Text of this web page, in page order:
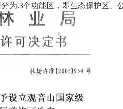
为.3个功能区，即生态保护区、